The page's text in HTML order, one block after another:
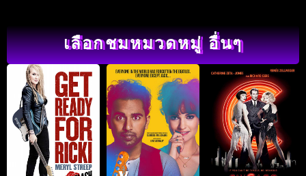
เลือกชมหมวดหมู่ อื่นๆ